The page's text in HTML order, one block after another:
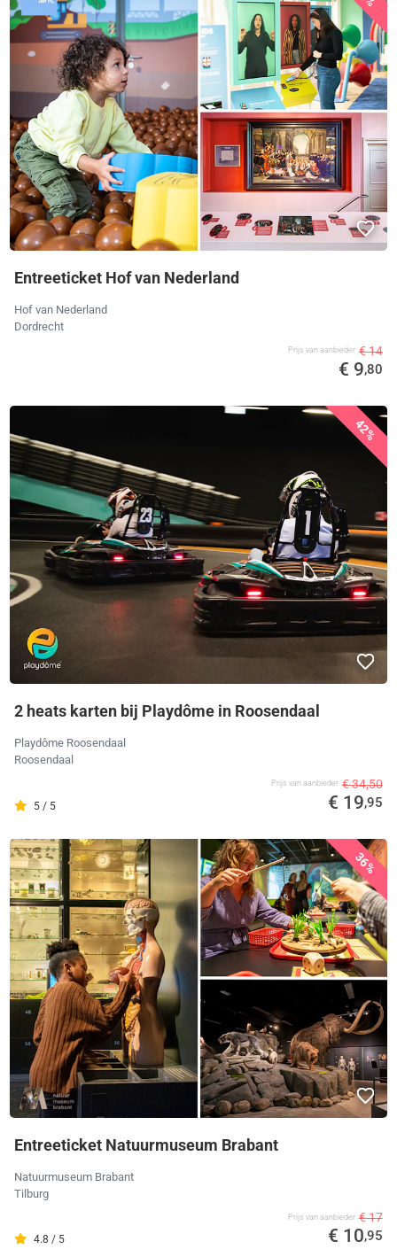
Entreeticket Hof van Nederland
Hof van Nederland
Dordrecht
Prijs van aanbieder € 14
€ 9,80
42%
2 heats karten bij Playdôme in Roosendaal
Playdôme Roosendaal
Roosendaal
5 / 5
Prijs van aanbieder € 34,50
€ 19,95
36%
Entreeticket Natuurmuseum Brabant
Natuurmuseum Brabant
Tilburg
4.8 / 5
Prijs van aanbieder € 17
€ 10,95